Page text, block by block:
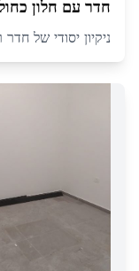
חדר עם חלון
ניקיון יסודי של